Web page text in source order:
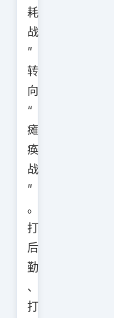
耗
战
”
转
向
“
瘫
痪
战
”
。
打
后
勤
、
打